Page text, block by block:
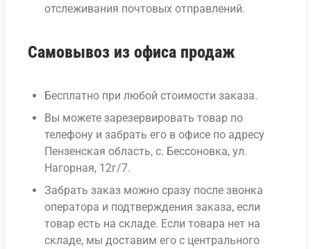
отслеживания почтовых отправлений.
Самовывоз из офиса продаж
Бесплатно при любой стоимости заказа.
Вы можете зарезервировать товар по
телефону и забрать его в офисе по адресу
Пензенская область, с. Бессоновка, ул.
Нагорная, 12г/7.
Забрать заказ можно сразу после звонка
оператора и подтверждения заказа, если
товар есть на складе. Если товара нет на
складе, мы доставим его с центрального